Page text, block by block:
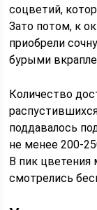
соцветий,
Зато потом, к
приобрели
бурыми
Количество
поддавалось
не менее 200-
В пик
смотрелись